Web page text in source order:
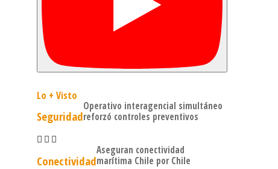
Lo + Visto
Seguridad
Operativo interagencial simultáneo
reforzó controles preventivos
Conectividad
Aseguran conectividad
marítima Chile por Chile